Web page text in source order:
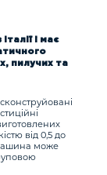
і має
пилучих та
від 0,5 до
може